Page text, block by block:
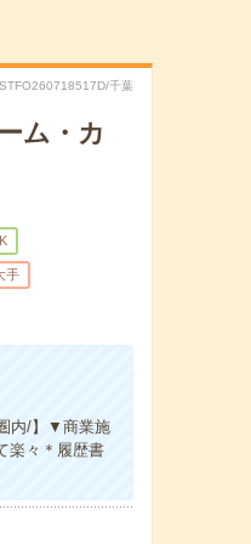
千葉
ム・カ
手
内/】▼商業施
楽々＊履歴書